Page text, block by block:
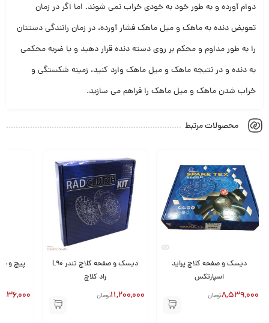
دوام آورده و به طور خود به خودی خراب نمی شوند. اما اگر در زمان
تعویض دنده به ماهک و میل ماهک فشار آورده، در زمان رانندگی دستتان
را به طور مداوم و محکم بر روی دسته دنده قرار دهید و یا ضربه محکمی
به دنده و در نتیجه ماهک و میل ماهک وارد کنید، زمینه شکستگی و
خراب شدن ماهک و میل ماهک را فراهم می سازید.
محصولات مرتبط
دیسک و صفحه کلاچ تندر L90
راد کلاچ
11,200,000تومان
پیچ و مهره چکمه ای پلوس پژو
405 GISP
36,000تومان